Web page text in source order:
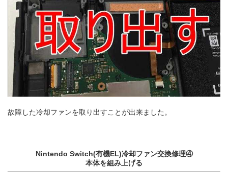
故障した冷却ファンを取り出すことが出来ました。
Nintendo Switch(有機EL)冷却ファン交換修理④
本体を組み上げる